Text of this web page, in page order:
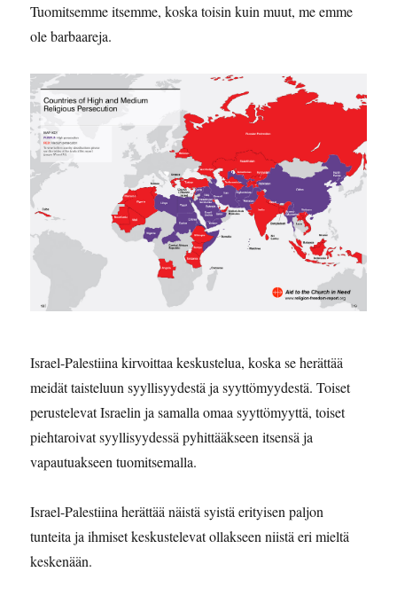
Tuomitsemme itsemme, koska toisin kuin muut, me emme
ole barbaareja.
Israel-Palestiina kirvoittaa keskustelua, koska se herättää
meidät taisteluun syyllisyydestä ja syyttömyydestä. Toiset
perustelevat Israelin ja samalla omaa syyttömyyttä, toiset
piehtaroivat syyllisyydessä pyhittääkseen itsensä ja
vapautuakseen tuomitsemalla.
Israel-Palestiina herättää näistä syistä erityisen paljon
tunteita ja ihmiset keskustelevat ollakseen niistä eri mieltä
keskenään.